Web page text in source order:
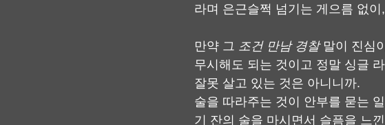
라며 은근슬쩍 넘기는 게으름 없
만약 그 조건 만남 경찰 말이 진심
무시해도 되는 것이고 정말 싱글
잘못 살고 있는 것은 아니니까.
술을 따라주는 것이 안부를 묻는
기 잔의 술을 마시면서 슬픔을 느